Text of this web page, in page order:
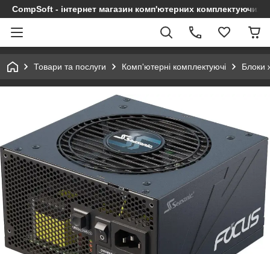
CompSoft - інтернет магазин комп'ютерних комплектуючих
Товари та послуги Комп'ютерні комплектуючі Блоки